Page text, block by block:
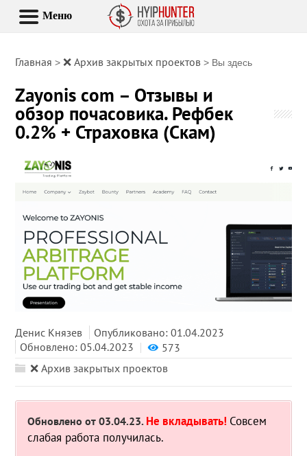
Главная >❌ Архив закрытых проектов > Вы здесь
Zayonis com – Отзывы и
обзор почасовика. Рефбек
0.2% + Страховка (Скам)
Денис Князев
Опубликовано: 01.04.2023
Обновлено: 05.04.2023
573
❌ Архив закрытых проектов
Обновлено от 03.04.23. Не вкладывать! Совсем
слабая работа получилась.
Меню